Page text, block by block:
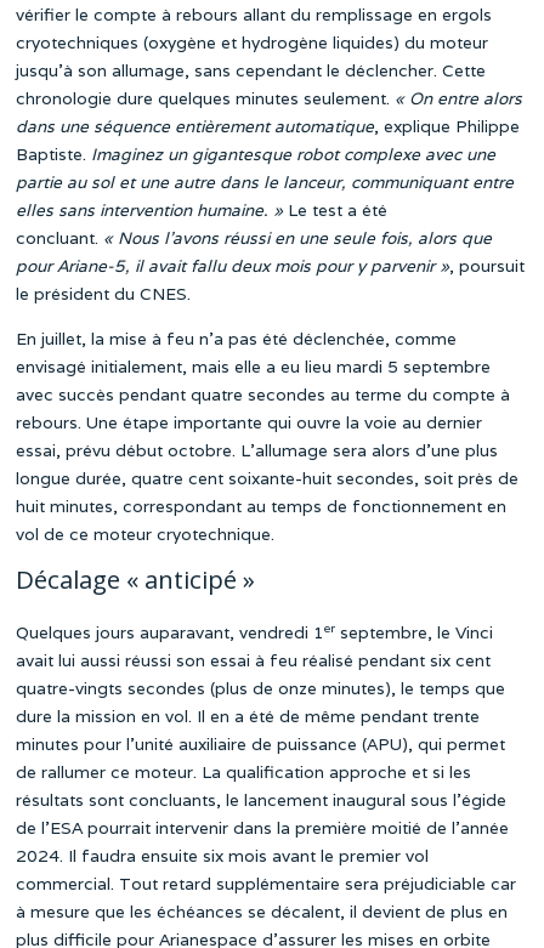
vérifier le compte à rebours allant du remplissage en ergols
cryotechniques (oxygène et hydrogène liquides) du moteur
jusqu’à son allumage, sans cependant le déclencher. Cette
chronologie dure quelques minutes seulement. « On entre alors
dans une séquence entièrement automatique, explique Philippe
Baptiste. Imaginez un gigantesque robot complexe avec une
partie au sol et une autre dans le lanceur, communiquant entre
elles sans intervention humaine. »Le test a été
concluant. « Nous l’avons réussi en une seule fois, alors que
pour Ariane-5, il avait fallu deux mois pour y parvenir », poursuit
le président du CNES.
En juillet, la mise à feu n’a pas été déclenchée, comme
envisagé initialement, mais elle a eu lieu mardi 5 septembre
avec succès pendant quatre secondes au terme du compte à
rebours. Une étape importante qui ouvre la voie au dernier
essai, prévu début octobre. L’allumage sera alors d’une plus
longue durée, quatre cent soixante-huit secondes, soit près de
huit minutes, correspondant au temps de fonctionnement en
vol de ce moteur cryotechnique.
Décalage « anticipé »
Quelques jours auparavant, vendredi 1er septembre, le Vinci
avait lui aussi réussi son essai à feu réalisé pendant six cent
quatre-vingts secondes (plus de onze minutes), le temps que
dure la mission en vol. Il en a été de même pendant trente
minutes pour l’unité auxiliaire de puissance (APU), qui permet
de rallumer ce moteur. La qualification approche et si les
résultats sont concluants, le lancement inaugural sous l’égide
de l’ESA pourrait intervenir dans la première moitié de l’année
2024. Il faudra ensuite six mois avant le premier vol
commercial. Tout retard supplémentaire sera préjudiciable car
à mesure que les échéances se décalent, il devient de plus en
plus difficile pour Arianespace d’assurer les mises en orbite